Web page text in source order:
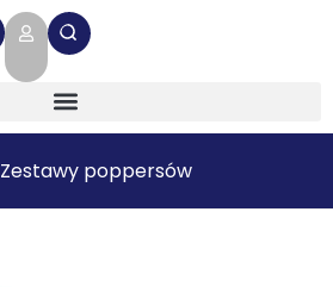
Zestawy poppersów